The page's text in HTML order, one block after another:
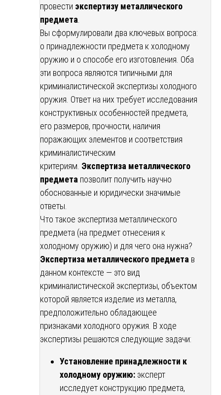
провести экспертизу металлического
предмета
Вы сформулировали два ключевых вопроса:
о принадлежности предмета к холодному
оружию и о способе его изготовления. Оба
эти вопроса являются типичными для
криминалистической экспертизы холодного
оружия. Ответ на них требует исследования
конструктивных особенностей предмета,
его размеров, прочности, наличия
поражающих элементов и соответствия
криминалистическим
критериям. Экспертиза металлического
предмета позволит получить научно
обоснованные и юридически значимые
ответы.
Что такое экспертиза металлического
предмета (на предмет отнесения к
холодному оружию) и для чего она нужна?
Экспертиза металлического предмета в
данном контексте — это вид
криминалистической экспертизы, объектом
которой является изделие из металла,
предположительно обладающее
признаками холодного оружия. В ходе
экспертизы решаются следующие задачи:
Установление принадлежности к
холодному оружию: эксперт
исследует конструкцию предмета,